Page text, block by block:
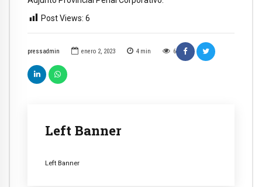
pressadmin enero 2, 2023 4 min 6
Left Banner
Left Banner
Post Views: 6